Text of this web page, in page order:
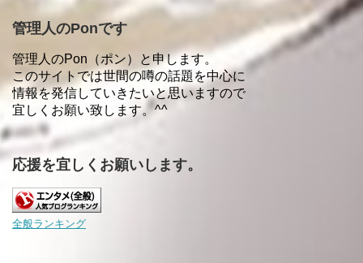
管理人のPonです
管理人のPon（ポン）と申します。
このサイトでは世間の噂の話題を中心に
情報を発信していきたいと思いますので
宜しくお願い致します。^^
応援を宜しくお願いします。
全般ランキング